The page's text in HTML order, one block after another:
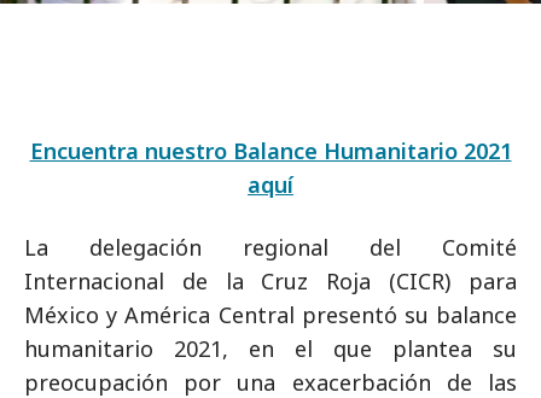
Encuentra nuestro Balance Humanitario 2021
aquí
La delegación regional del Comité
Internacional de la Cruz Roja (CICR) para
México y América Central presentó su balance
humanitario 2021, en el que plantea su
preocupación por una exacerbación de las